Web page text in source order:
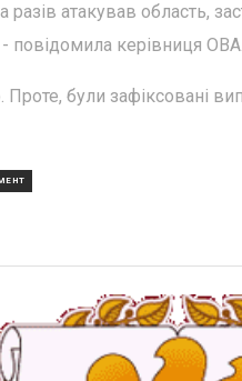
разів атакував область,
- повідомила керівниця ОВА.
були зафіксовані